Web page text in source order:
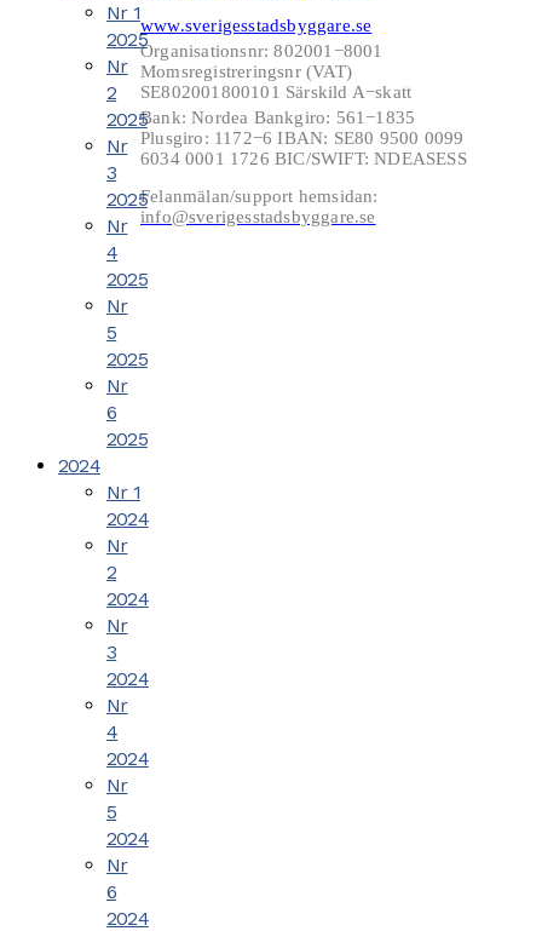
Nr 1
2025
Nr
2
2025
Nr
3
2025
Nr
4
2025
Nr
5
2025
Nr
6
2025
2024
Nr 1
2024
Nr
2
2024
Nr
3
2024
Nr
4
2024
Nr
5
2024
Nr
6
2024
www.sverigesstadsbyggare.se
Organisationsnr: 802001−8001
Momsregistreringsnr (VAT)
SE802001800101 Särskild A−skatt
Bank: Nordea Bankgiro: 561−1835
Plusgiro: 1172−6 IBAN: SE80 9500 0099
6034 0001 1726 BIC/SWIFT: NDEASESS
Felanmälan/support hemsidan:
info@sverigesstadsbyggare.se